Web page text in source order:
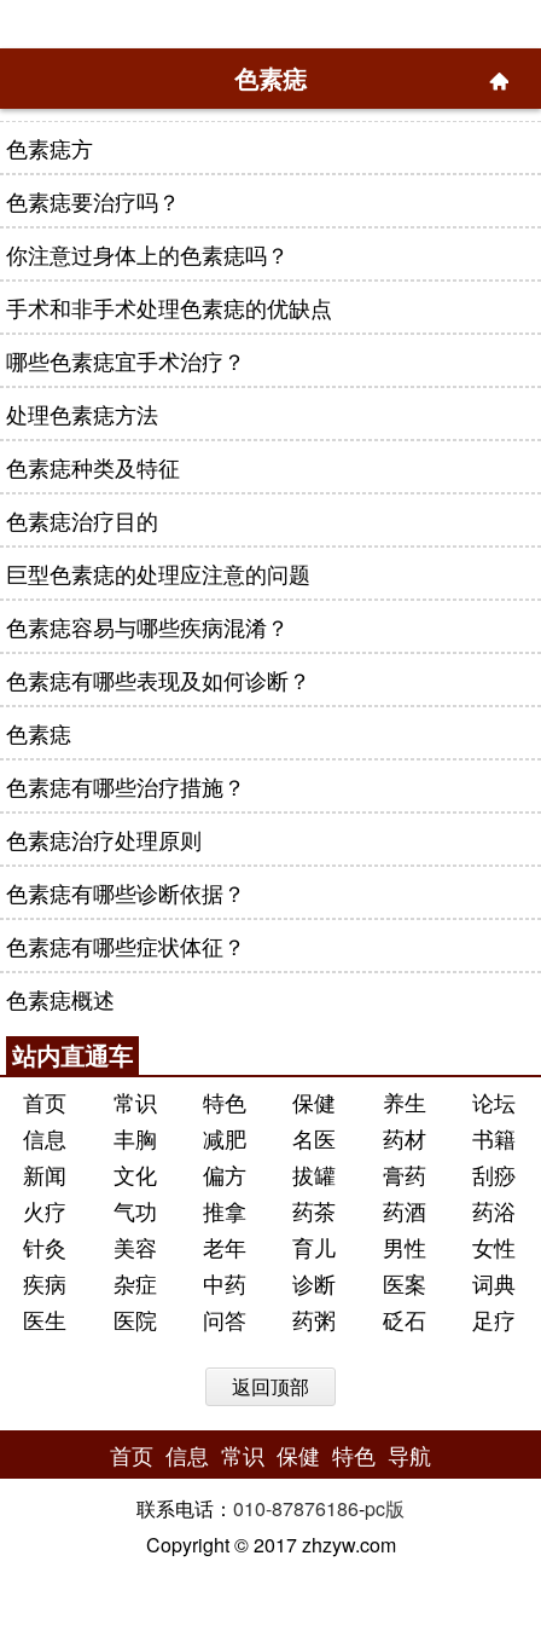
色素痣
色素痣方
色素痣要治疗吗？
你注意过身体上的色素痣吗？
手术和非手术处理色素痣的优缺点
哪些色素痣宜手术治疗？
处理色素痣方法
色素痣种类及特征
色素痣治疗目的
巨型色素痣的处理应注意的问题
色素痣容易与哪些疾病混淆？
色素痣有哪些表现及如何诊断？
色素痣
色素痣有哪些治疗措施？
色素痣治疗处理原则
色素痣有哪些诊断依据？
色素痣有哪些症状体征？
色素痣概述
站内直通车
首页 常识 特色 保健 养生
论坛
信息
丰胸 减肥 名医 药材
书籍
新闻
文化 偏方 拔罐 膏药
刮痧
火疗
气功 推拿 药茶 药酒
药浴
针灸
美容 老年 育儿 男性
女性
疾病
杂症 中药 诊断 医案
词典
医生
医院 问答 药粥 砭石 足疗
返回顶部
首页 信息 常识 保健 特色 导航
联系电话： 010-87876186-pc版
Copyright © 2017 zhzyw.com